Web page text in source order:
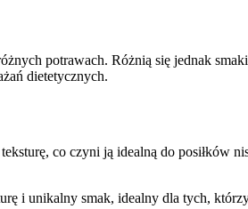
potrawach. Różnią się jednak
dietetycznych.
co czyni ją idealną do
i unikalny smak, idealny dla tych,